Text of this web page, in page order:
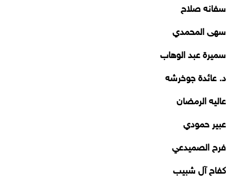
سفانه صلاح
سهى المحمدي
سميرة عبد الوهاب
د. عائدة جوخرشه
عاليه الرمضان
عبير حمودي
فرح الصميدعي
كفاح آل شبيب